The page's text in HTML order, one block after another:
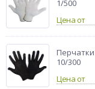
1/500
Цена от
10/300
Цена от